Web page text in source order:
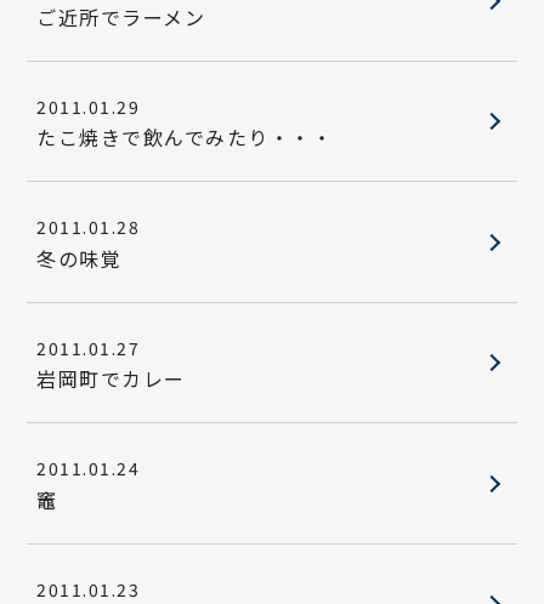
ご近所でラーメン
2011.01.29
たこ焼きで飲んでみたり・・・
2011.01.28
冬の味覚
2011.01.27
岩岡町でカレー
2011.01.24
竈
2011.01.23